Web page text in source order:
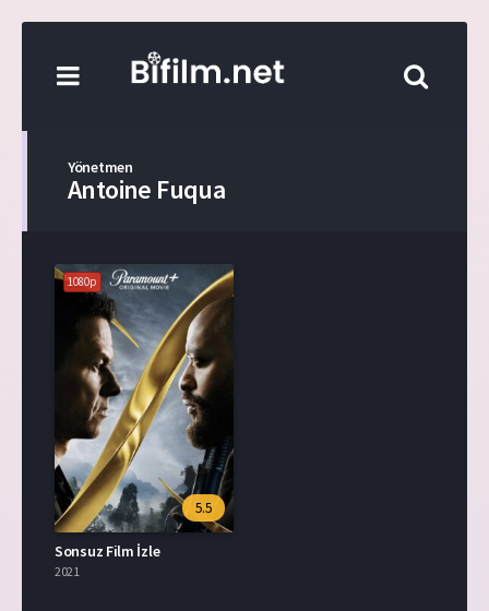
Yönetmen
Antoine Fuqua
1080p
5.5
Sonsuz Film İzle
2021